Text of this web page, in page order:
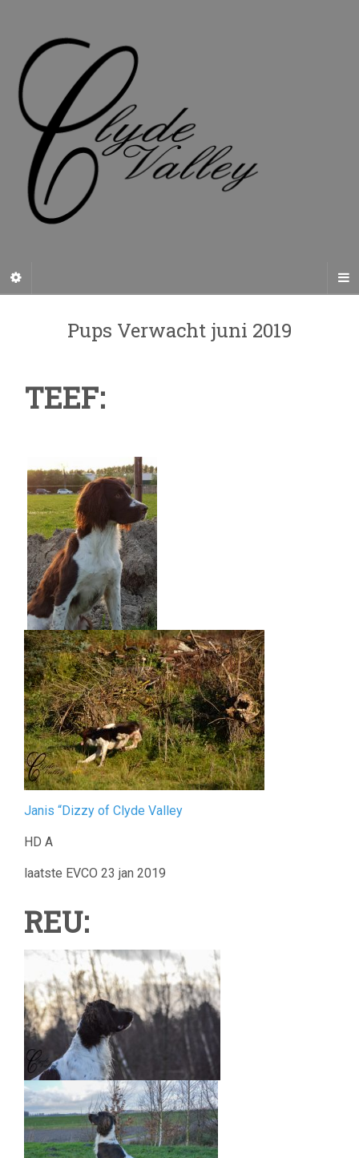
Pups Verwacht juni 2019
TEEF:
Janis “Dizzy of Clyde Valley
HD A
laatste EVCO 23 jan 2019
REU: